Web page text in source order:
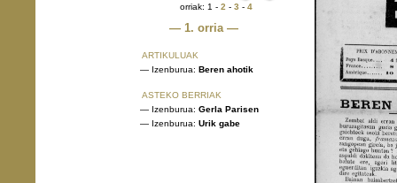
orriak: 1 - 2 - 3 - 4
— 1. orria —
ARTIKULUAK
— Izenburua: Beren ahotik
ASTEKO BERRIAK
— Izenburua: Gerla Parisen
— Izenburua: Urik gabe